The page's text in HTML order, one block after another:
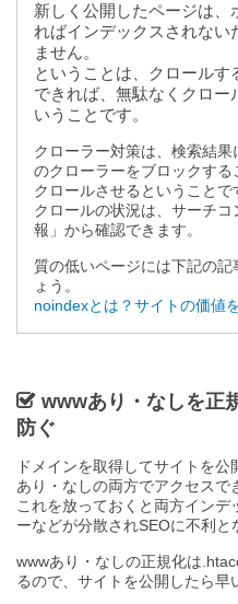
新しく公開したページは、
ればインデックスされな
ません。
ということは、クロール
できれば、無駄なくクロー
いうことです。
クローラー対策は、検索結
のクローラーをブロックす
クロールさせるということで
クロールの状況は、サーチ
報」から確認できます。
質の低いページには下記の
ょう。
noindexとは？サイトの価値
wwwあり・なしを正
防ぐ
ドメインを取得してサイトを
あり・なしの両方でアクセスで
これを放っておくと両方イン
ーなどが分散されSEOに不利と
wwwあり・なしの正規化は
るので、サイトを公開したら早